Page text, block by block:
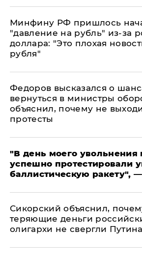
Минфину РФ пришлось
"давление на рубль" из-за
доллара: "Это плохая
рубля"
Федоров высказался о
вернуться в министры
объяснил, почему не
протесты
​"В день моего увольнения
успешно протестировали
баллистическую ракету",
Сикорский объяснил,
теряющие деньги
олигархи не свергли Путина